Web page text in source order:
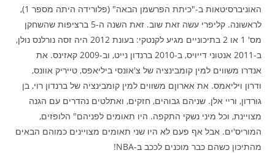
האוניברסיטאות ב-"כיתת הפרשמן הבאה" (פלורידה היתה מספר 1),
לראשונה. קליפרי עשה זאת שוב. זאת השנה ה-5 ברציפות שהשחקן
מס' 1 או 2 בתיכוניים מגיע לקנטקי: בעונת 2012 היה זסה נורלנס נולן,
ב-2011 אנטוני דייויס, ב-2010 ברנדון נייט, וב-2009 קאזינס. את
אנדרו משווים למין קומבינציה של צ'אונסי ביליאפס, טייריק אוונס,
ודרון ויליאמס. את אארוןם משווים למין קומבינציה של ברנדון רוי, בן
גורדון, וריי אלן. שניהם גבוהים, חזקים, ואתלטים נהדרים עם הגנה
מצויינת, וכל מיני נשקי התקפה. היו תאומים לפניהם" הלופזים,
המוריס'ים. אבל אף פעם לא היו שני תאומים מצויינים כמוהם הבאים
מהתיכון כשהם כבר מוכנים לככב ב-NBA!